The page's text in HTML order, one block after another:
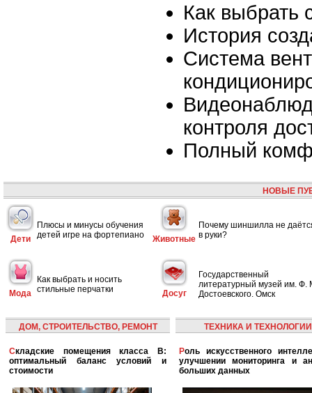
Как выбрать
История
Система
контроля
Полный
НОВЫЕ
Дети
Плюсы и минусы обучения
детей игре на фортепиано
Животные
Почему шиншилла не
в руки?
Мода
Как выбрать и носить
стильные перчатки
Досуг
Государственный
литературный музей им. Ф.
Достоевского. Омск
ДОМ, СТРОИТЕЛЬСТВО, РЕМОНТ
Складские помещения класса B:
оптимальный баланс условий и
стоимости
ТЕХНИКА И ТЕХНОЛОГИИ
Роль искусственного интеллекта в
улучшении мониторинга и
больших данных